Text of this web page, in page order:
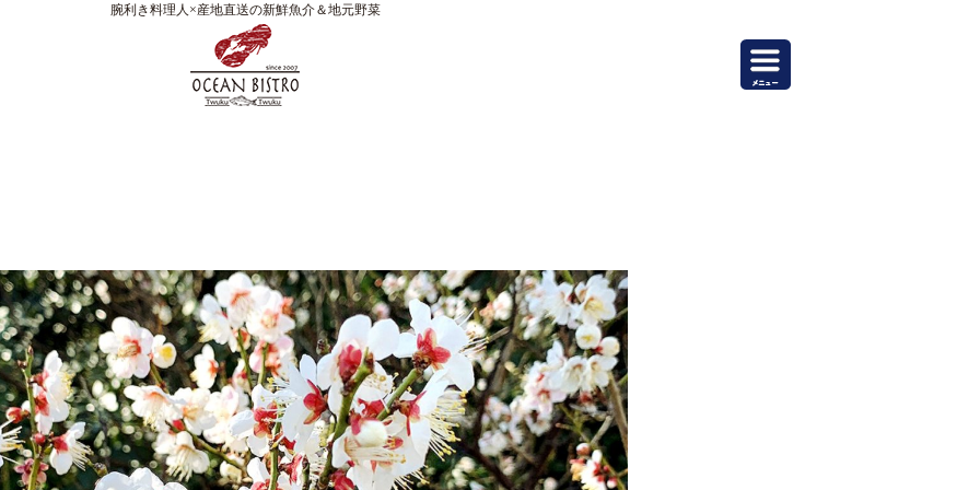
腕利き料理人×産地直送の新鮮魚介＆地元野菜